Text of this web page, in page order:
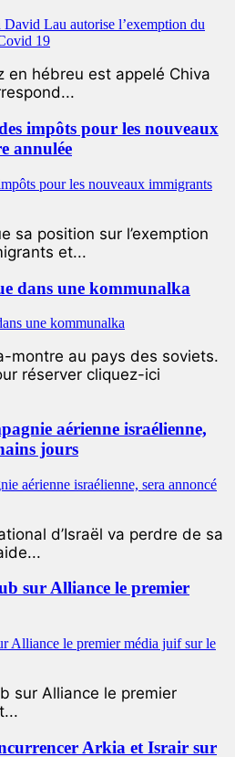
en hébreu est appelé Chiva
impôts pour les nouveaux
annulée
sa position sur l’exemption
et...
dans une kommunalka
montre au pays des soviets.
réserver cliquez-ici
aérienne israélienne,
jours
d’Israël va perdre de sa
sur Alliance le premier
sur Alliance le premier
Arkia et Israir sur